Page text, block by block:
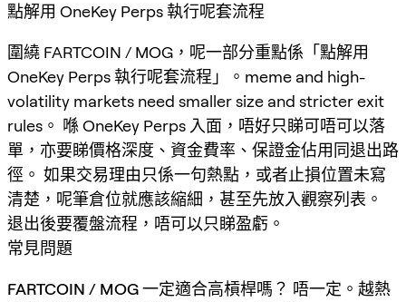
點解用 OneKey Perps 執行呢套流程
圍繞 FARTCOIN / MOG，呢一部分重點係「點解用
OneKey Perps 執行呢套流程」。meme and high-
volatility markets need smaller size and stricter exit
rules。 喺 OneKey Perps 入面，唔好只睇可唔可以落
單，亦要睇價格深度、資金費率、保證金佔用同退出路
徑。 如果交易理由只係一句熱點，或者止損位置未寫
清楚，呢筆倉位就應該縮細，甚至先放入觀察列表。
退出後要覆盤流程，唔可以只睇盈虧。
常見問題
FARTCOIN / MOG 一定適合高槓桿嗎？ 唔一定。越熱